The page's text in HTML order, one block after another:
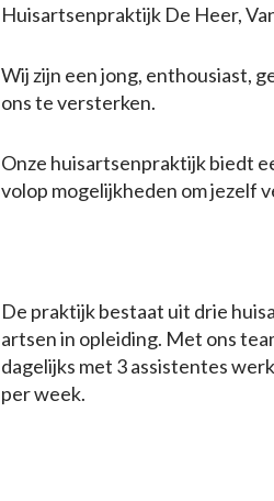
Huisartsenpraktijk De Heer,
Wij zijn een jong, enthousiast,
ons te versterken.
Onze huisartsenpraktijk biedt
volop mogelijkheden om jezelf
De praktijk bestaat uit drie
artsen in opleiding. Met ons
dagelijks met 3 assistentes
per week.